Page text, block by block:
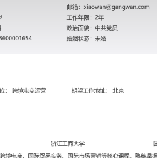
商运营专业简历模板文字版
婚姻状态: 未婚 工作年限: 4年政治面貌: 党